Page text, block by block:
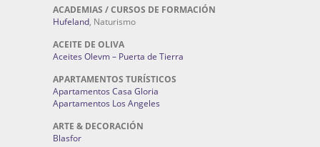
ACADEMIAS / CURSOS DE FORMACIÓN
Hufeland, Naturismo
ACEITE DE OLIVA
Aceites Olevm – Puerta de Tierra
APARTAMENTOS TURÍSTICOS
Apartamentos Casa Gloria
Apartamentos Los Angeles
ARTE & DECORACIÓN
Blasfor